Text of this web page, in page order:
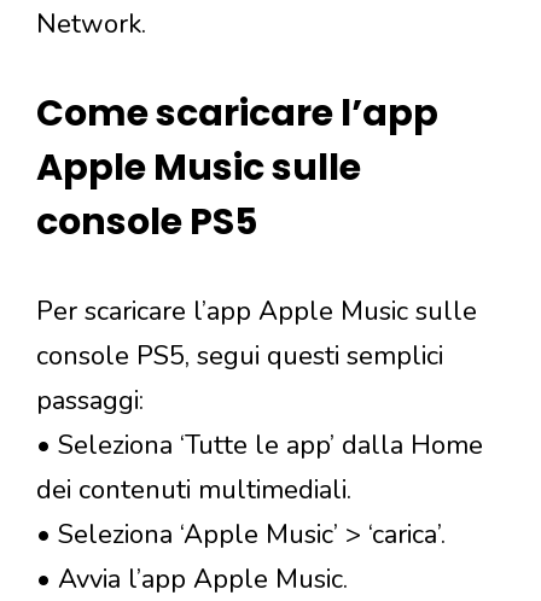
Network.
Come scaricare l’app
Apple Music sulle
console PS5
Per scaricare l’app Apple Music sulle
console PS5, segui questi semplici
passaggi:
• Seleziona ‘Tutte le app’ dalla Home
dei contenuti multimediali.
• Seleziona ‘Apple Music’ > ‘carica’.
• Avvia l’app Apple Music.